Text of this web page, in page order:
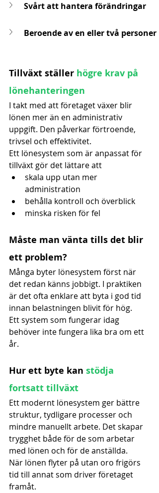
Svårt att hantera förändringar
Beroende av en eller två personer
Tillväxt ställer högre krav på
lönehanteringen
I takt med att företaget växer blir
lönen mer än en administrativ
uppgift. Den påverkar förtroende,
trivsel och effektivitet.
Ett lönesystem som är anpassat för
tillväxt gör det lättare att
skala upp utan mer
administration
behålla kontroll och överblick
minska risken för fel
Måste man vänta tills det blir
ett problem?
Många byter lönesystem först när
det redan känns jobbigt. I praktiken
är det ofta enklare att byta i god tid
innan belastningen blivit för hög.
Ett system som fungerar idag
behöver inte fungera lika bra om ett
år.
Hur ett byte kan stödja
fortsatt tillväxt
Ett modernt lönesystem ger bättre
struktur, tydligare processer och
mindre manuellt arbete. Det skapar
trygghet både för de som arbetar
med lönen och för de anställda.
När lönen flyter på utan oro frigörs
tid till annat som driver företaget
framåt.